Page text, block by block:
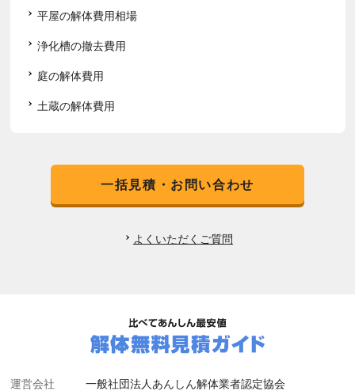
平屋の解体費用相場
浄化槽の撤去費用
庭の解体費用
土蔵の解体費用
一括見積・お問い合わせ
よくいただくご質問
運営会社
一般社団法人あんしん解体業者認定協会